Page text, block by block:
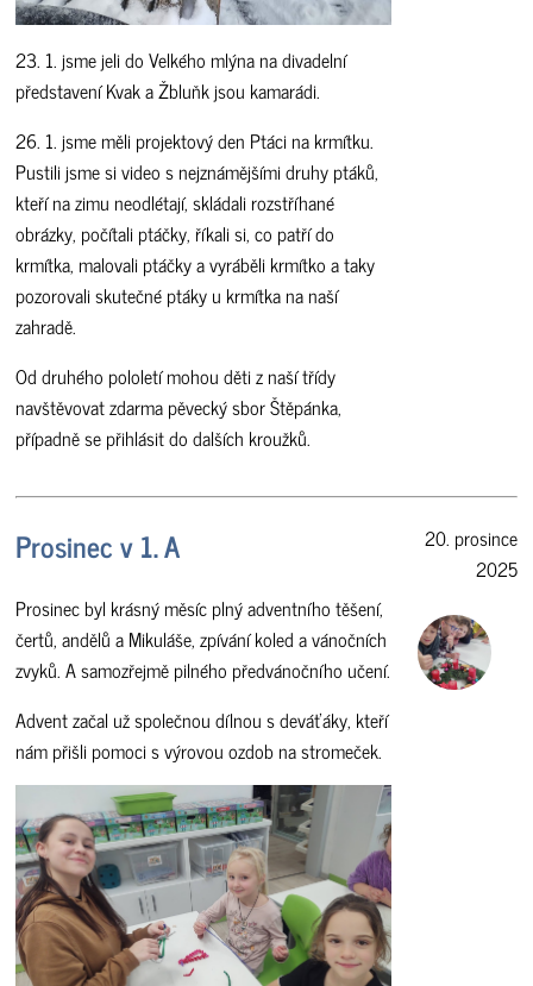
23. 1. jsme jeli do Velkého mlýna na divadelní
představení Kvak a Žbluňk jsou kamarádi.
26. 1. jsme měli projektový den Ptáci na krmítku.
Pustili jsme si video s nejznámějšími druhy ptáků,
kteří na zimu neodlétají, skládali rozstříhané
obrázky, počítali ptáčky, říkali si, co patří do
krmítka, malovali ptáčky a vyráběli krmítko a taky
pozorovali skutečné ptáky u krmítka na naší
zahradě.
Od druhého pololetí mohou děti z naší třídy
navštěvovat zdarma pěvecký sbor Štěpánka,
případně se přihlásit do dalších kroužků.
Prosinec v 1. A
Prosinec byl krásný měsíc plný adventního těšení,
čertů, andělů a Mikuláše, zpívání koled a vánočních
zvyků. A samozřejmě pilného předvánočního učení.
Advent začal už společnou dílnou s deváťáky, kteří
nám přišli pomoci s výrovou ozdob na stromeček.
20. prosince
2025